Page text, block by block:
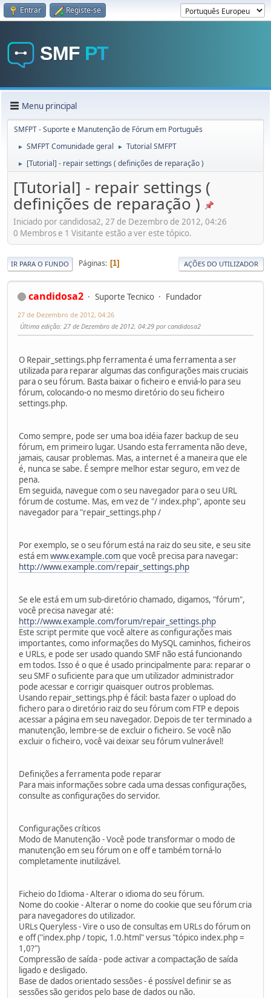
Entrar Registe-se
Menu principal
SMFPT - Suporte e Manutenção de Fórum em Português
► SMFPT Comunidade geral ► Tutorial SMFPT
► [Tutorial] - repair settings ( definições de reparação )
[Tutorial] - repair settings (
definições de reparação )
Iniciado por candidosa2, 27 de Dezembro de 2012, 04:26
0 Membros e 1 Visitante estão a ver este tópico.
IR PARA O FUNDO Páginas 1 AÇÕES DO UTILIZADOR
candidosa2 Suporte Tecnico Fundador
27 de Dezembro de 2012, 04:26
Última edição: 27 de Dezembro de 2012, 04:29 por candidosa2
O Repair_settings.php ferramenta é uma ferramenta a ser
utilizada para reparar algumas das configurações mais cruciais
para o seu fórum. Basta baixar o ficheiro e enviá-lo para seu
fórum, colocando-o no mesmo diretório do seu ficheiro
settings.php.
Como sempre, pode ser uma boa idéia fazer backup de seu
fórum, em primeiro lugar. Usando esta ferramenta não deve,
jamais, causar problemas. Mas, a internet é a maneira que ele
é, nunca se sabe. É sempre melhor estar seguro, em vez de
pena.
Em seguida, navegue com o seu navegador para o seu URL
fórum de costume. Mas, em vez de "/ index.php", aponte seu
navegador para "repair_settings.php /
Por exemplo, se o seu fórum está na raiz do seu site, e seu site
está emwww.example.comque você precisa para navegar:
http://www.example.com/repair_settings.php
Se ele está em um sub-diretório chamado, digamos, "fórum",
você precisa navegar até:
http://www.example.com/forum/repair_settings.php
Este script permite que você altere as configurações mais
importantes, como informações do MySQL caminhos, ficheiros
e URLs, e pode ser usado quando SMF não está funcionando
em todos. Isso é o que é usado principalmente para: reparar o
seu SMF o suficiente para que um utilizador administrador
pode acessar e corrigir quaisquer outros problemas.
Usando repair_settings.php é fácil: basta fazer o upload do
fichero para o diretório raiz do seu fórum com FTP e depois
acessar a página em seu navegador. Depois de ter terminado a
manutenção, lembre-se de excluir o ficheiro. Se você não
excluir o ficheiro, você vai deixar seu fórum vulnerável!
Definições a ferramenta pode reparar
Para mais informações sobre cada uma dessas configurações,
consulte as configurações do servidor.
Configurações críticos
Modo de Manutenção - Você pode transformar o modo de
manutenção em seu fórum on e off e também torná-lo
completamente inutilizável.
Ficheio do Idioma - Alterar o idioma do seu fórum.
Nome do cookie - Alterar o nome do cookie que seu fórum cria
para navegadores do utilizador.
URLs Queryless - Vire o uso de consultas em URLs do fórum on
e off ("index.php / topic, 1.0.html" versus "tópico index.php =
1,0?")
Compressão de saída - pode activar a compactação de saída
ligado e desligado.
Base de dados orientado sessões - é possível definir se as
sessões são geridos pelo base de dados ou não.